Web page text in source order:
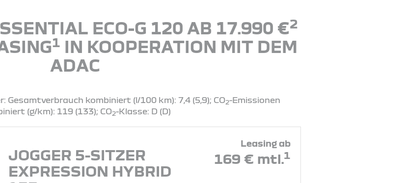
ECO-G 120 AB 17.990 €2
1 IN KOOPERATION MIT DEM
ADAC
Gesamtverbrauch kombiniert (l/100 km): 7,4 (5,9); CO2-Emissionen
(g/km): 119 (133); CO2-Klasse: D (D)
JOGGER 5-SITZER
EXPRESSION HYBRID
Leasing ab
169 € mtl.1